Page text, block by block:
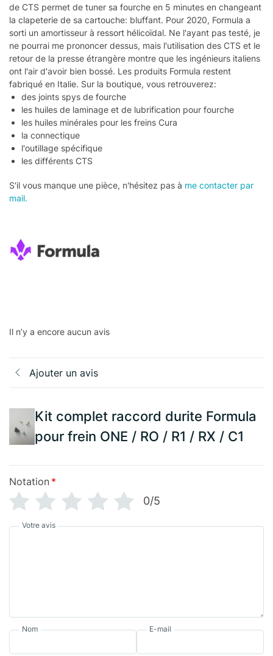
de CTS permet de tuner sa fourche en 5 minutes en changeant
la clapeterie de sa cartouche: bluffant. Pour 2020, Formula a
sorti un amortisseur à ressort hélicoïdal. Ne l'ayant pas testé, je
ne pourrai me prononcer dessus, mais l'utilisation des CTS et le
retour de la presse étrangère montre que les ingénieurs italiens
ont l'air d'avoir bien bossé. Les produits Formula restent
fabriqué en Italie. Sur la boutique, vous retrouverez:
des joints spys de fourche
les huiles de laminage et de lubrification pour fourche
les huiles minérales pour les freins Cura
la connectique
l'outillage spécifique
les différents CTS
S'il vous manque une pièce, n'hésitez pas à me contacter par
mail.
Il n’y a encore aucun avis
Ajouter un avis
Kit complet raccord durite Formula
pour frein ONE / RO / R1 / RX / C1
Notation *
0/5
Votre avis
Nom E-mail